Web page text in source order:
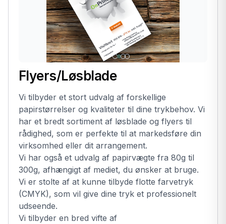
Flyers/Løsblade
Vi tilbyder et stort udvalg af forskellige
papirstørrelser og kvaliteter til dine trykbehov. Vi
har et bredt sortiment af løsblade og flyers til
rådighed, som er perfekte til at markedsføre din
virksomhed eller dit arrangement.
Vi har også et udvalg af papirvægte fra 80g til
300g, afhængigt af mediet, du ønsker at bruge.
Vi er stolte af at kunne tilbyde flotte farvetryk
(CMYK), som vil give dine tryk et professionelt
udseende.
Vi tilbyder en bred vifte af